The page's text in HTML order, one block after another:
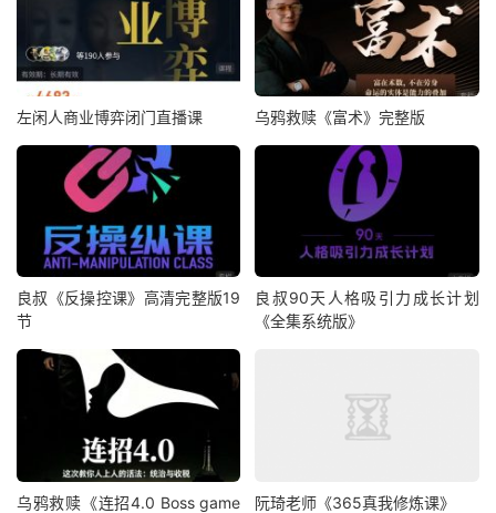
左闲人商业博弈闭门直播课 乌鸦救赎《富术》完整版
良叔《反操控课》高清完整版19
节
良叔90天人格吸引力成长计划
《全集系统版》
乌鸦救赎《连招4.0 Boss game
阮琦老师《365真我修炼课》